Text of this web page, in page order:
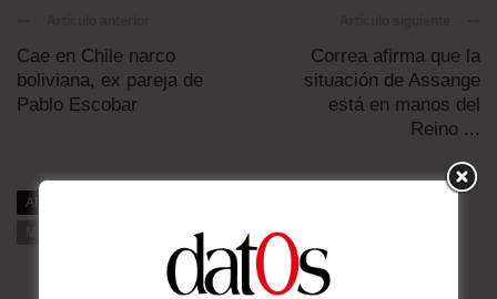
Cae en Chile narco
boliviana, ex pareja de
Pablo Escobar
Correa afirma que la
situación de Assange
está en manos del
Reino ...
ARTÍCULOS RELACIONADOS